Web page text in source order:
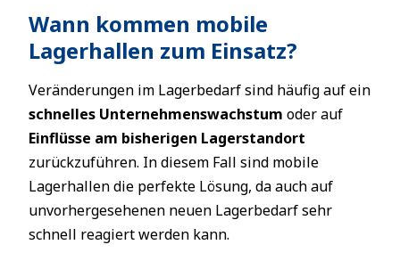
Wann kommen mobile
Lagerhallen zum Einsatz?
Veränderungen im Lagerbedarf sind häufig auf ein
schnelles Unternehmenswachstum oder auf
Einflüsse am bisherigen Lagerstandort
zurückzuführen. In diesem Fall sind mobile
Lagerhallen die perfekte Lösung, da auch auf
unvorhergesehenen neuen Lagerbedarf sehr
schnell reagiert werden kann.